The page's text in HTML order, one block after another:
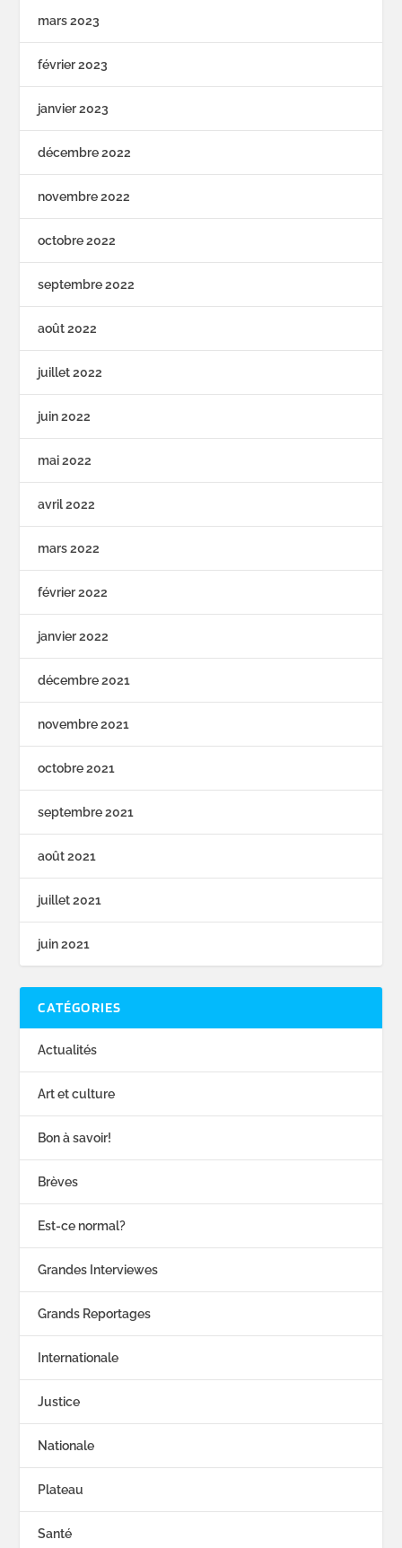
mars 2023
février 2023
janvier 2023
décembre 2022
novembre 2022
octobre 2022
septembre 2022
août 2022
juillet 2022
juin 2022
mai 2022
avril 2022
mars 2022
février 2022
janvier 2022
décembre 2021
novembre 2021
octobre 2021
septembre 2021
août 2021
juillet 2021
juin 2021
CATÉGORIES
Actualités
Art et culture
Bon à savoir!
Brèves
Est-ce normal?
Grandes Interviewes
Grands Reportages
Internationale
Justice
Nationale
Plateau
Santé